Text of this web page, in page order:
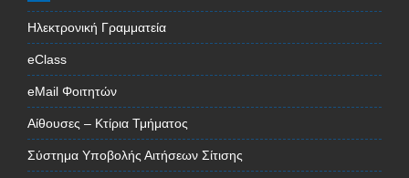
Ηλεκτρονική Γραμματεία
eClass
eMail Φοιτητών
Αίθουσες – Κτίρια Τμήματος
Σύστημα Υποβολής Αιτήσεων Σίτισης